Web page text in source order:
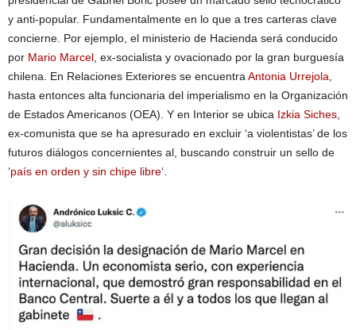
y anti-popular. Fundamentalmente en lo que a tres carteras clave
concierne. Por ejemplo, el ministerio de Hacienda será conducido
por Mario Marcel, ex-socialista y ovacionado por la gran burguesía
chilena. En Relaciones Exteriores se encuentraAntonia Urrejola,
hasta entonces alta funcionaria del imperialismo en la Organización
de Estados Americanos (OEA). Y en Interior se ubica Izkia Siches,
ex-comunista que se ha apresurado en excluir ‘a violentistas’ de los
futuros diálogos concernientes al, buscando construir un sello de
‘país en orden y sin chipe libre‘.